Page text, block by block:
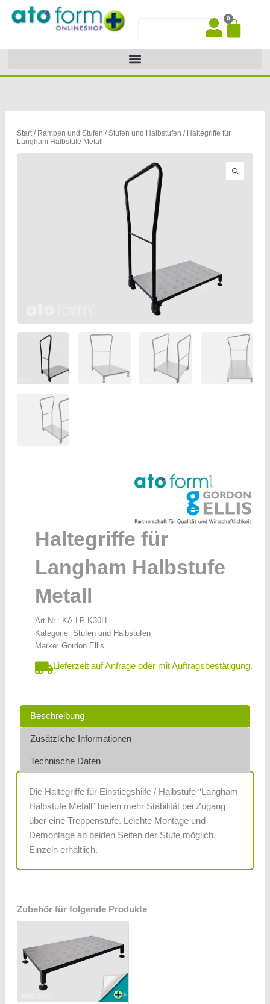
Inhalt
0
Start/ Rampen und Stufen /Stufen und Halbstufen / Haltegriffe für
Langham Halbstufe Metall
Haltegriffe für
Langham Halbstufe
Metall
Art-Nr.: KA-LP-K30H
Kategorie: Stufen und Halbstufen
Marke: Gordon Ellis
Lieferzeit auf Anfrage oder mit Auftragsbestätigung.
Beschreibung
Zusätzliche Informationen
Technische Daten
Die Haltegriffe für Einstiegshilfe / Halbstufe “Langham
Halbstufe Metall” bieten mehr Stabilität bei Zugang
über eine Treppenstufe. Leichte Montage und
Demontage an beiden Seiten der Stufe möglich.
Einzeln erhältlich.
Zubehör für folgende Produkte